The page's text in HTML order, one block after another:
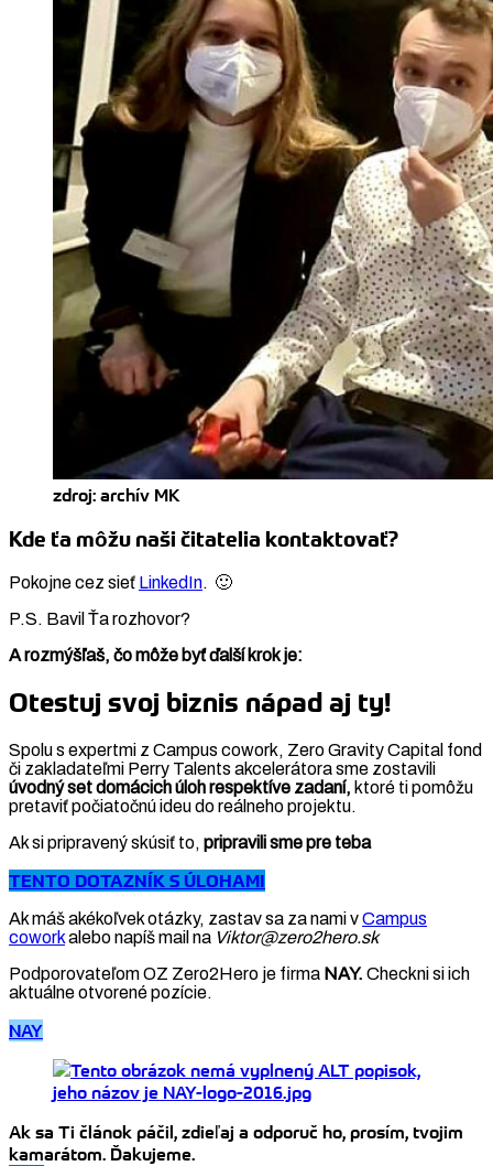
zdroj: archív MK
Kde ťa môžu naši čitatelia kontaktovať?
Pokojne cez sieť LinkedIn. 🙂
P.S. Bavil Ťa rozhovor?
A rozmýšľaš, čo môže byť ďalší krok je:
Otestuj svoj biznis nápad aj ty!
Spolu s expertmi z Campus cowork, Zero Gravity Capital fond
či zakladateľmi Perry Talents akcelerátora sme zostavili
úvodný set domácich úloh respektíve zadaní, ktoré ti pomôžu
pretaviť počiatočnú ideu do reálneho projektu.
Ak si pripravený skúsiť to, pripravili sme pre teba
TENTO DOTAZNÍK S ÚLOHAMI
Ak máš akékoľvek otázky, zastav sa za nami vCampus
coworkalebo napíš mail na Viktor@zero2hero.sk
Podporovateľom OZ Zero2Hero je firma NAY. Checkni si ich
aktuálne otvorené pozície.
NAY
Ak sa Ti článok páčil, zdieľaj a odporuč ho, prosím, tvojim
kamarátom. Ďakujeme.